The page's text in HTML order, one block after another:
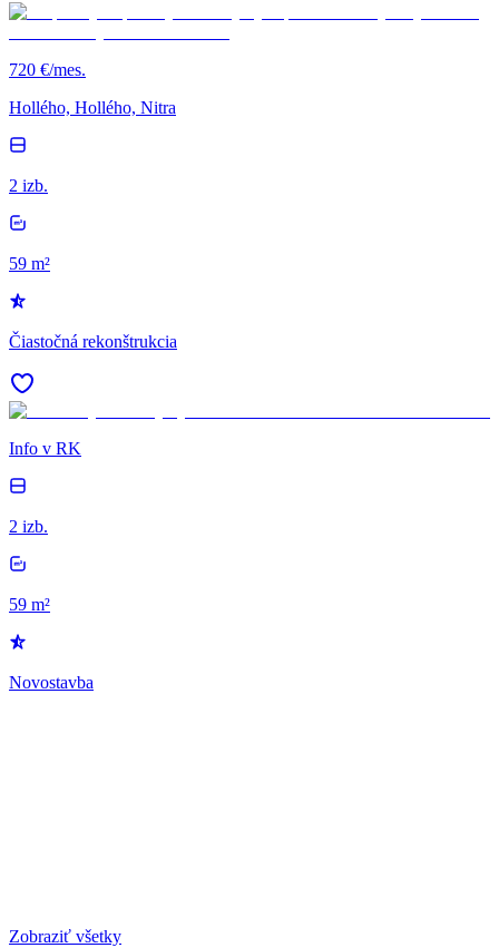
720 €/mes.
Hollého, Hollého, Nitra
2 izb.
59 m²
Čiastočná rekonštrukcia
Info v RK
2 izb.
59 m²
Novostavba
Zobraziť všetky